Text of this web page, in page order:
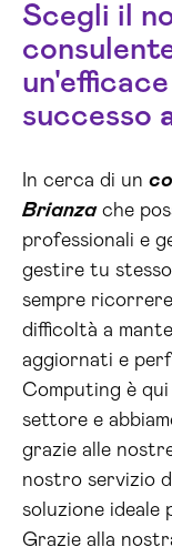
Scegli il
successo
In cerca di un
Brianzache
professionali e
gestire tu
sempre
difficoltà a
aggiornati e
Computing è
settore e
grazie alle
nostro servizio
soluzione ideale
Grazie alla